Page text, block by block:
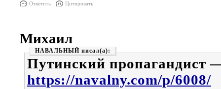
Ответить Цитировать
Михаил
НАВАЛЬНЫЙ
Путинский пропагандист
https://navalny.com/p/6008/